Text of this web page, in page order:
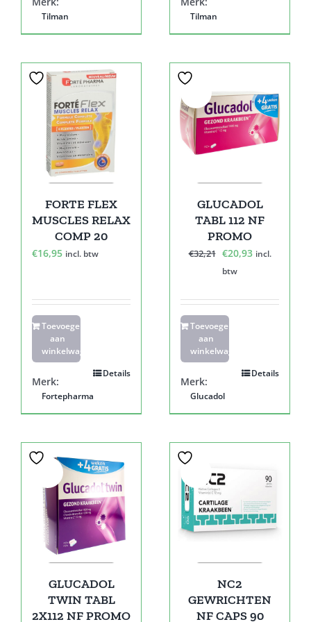
Tilman Tilman
FORTE FLEX
MUSCLES RELAX
COMP 20
€16,95 incl. btw
Toevoegen
aan
winkelwagen
Details
Merk:
Fortepharma
GLUCADOL
TABL 112 NF
PROMO
€32,21 Oorspronkelijke
prijs
€32,21.
€20,93Huidige
€20,93.
incl.
btw
Toevoegen
aan
winkelwagen
Details
Merk:
Glucadol
GLUCADOL
TWIN TABL
2X112 NF PROMO
NC2
GEWRICHTEN
NF CAPS 90